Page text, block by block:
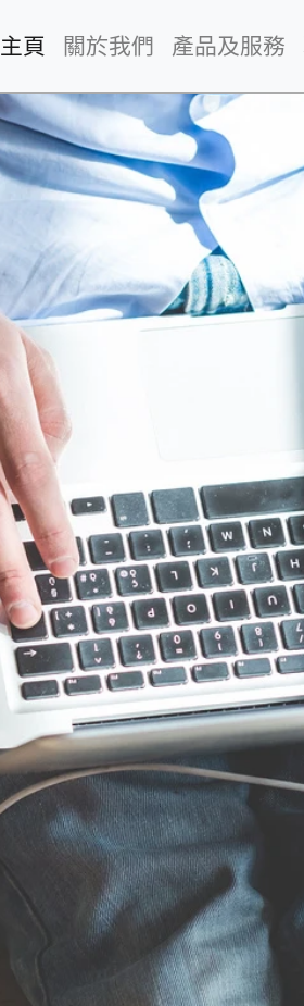
主頁 (current)
關於我們 產品及服務